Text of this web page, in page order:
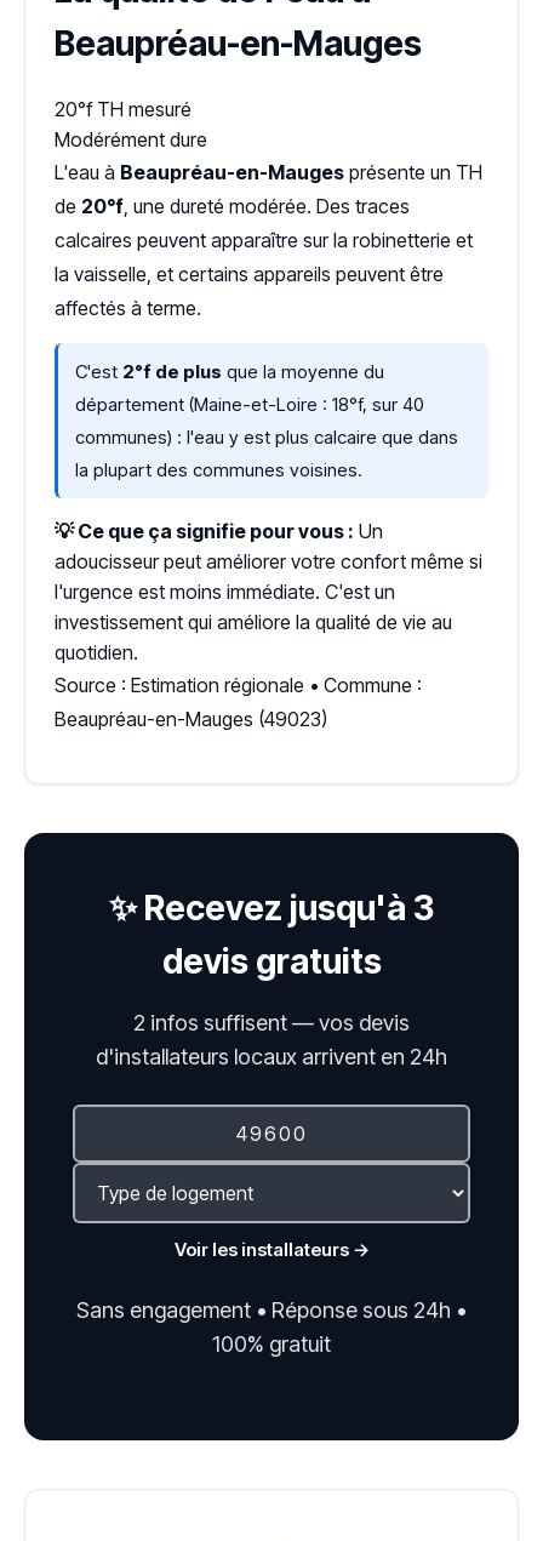
Beaupréau-en-Mauges
20°f TH mesuré
Modérément dure
L'eau à Beaupréau-en-Mauges présente un TH
de 20°f, une dureté modérée. Des traces
calcaires peuvent apparaître sur la robinetterie et
la vaisselle, et certains appareils peuvent être
affectés à terme.
C'est 2°f de plus que la moyenne du
département (Maine-et-Loire : 18°f, sur 40
communes) : l'eau y est plus calcaire que dans
la plupart des communes voisines.
💡 Ce que ça signifie pour vous : Un
adoucisseur peut améliorer votre confort même si
l'urgence est moins immédiate. C'est un
investissement qui améliore la qualité de vie au
quotidien.
Source : Estimation régionale • Commune :
Beaupréau-en-Mauges (49023)
✨ Recevez jusqu'à 3
devis gratuits
2 infos suffisent — vos devis
d'installateurs locaux arrivent en 24h
Voir les installateurs →
Sans engagement • Réponse sous 24h •
100% gratuit